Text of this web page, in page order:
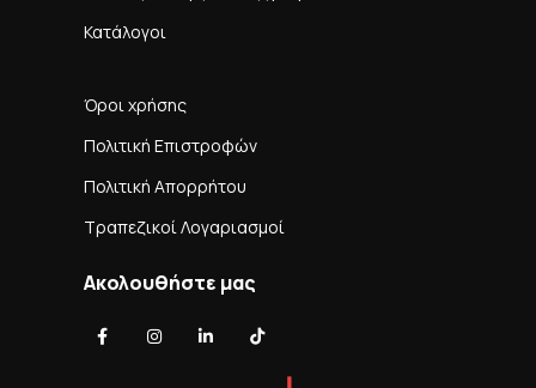
Κατάλογοι
Όροι χρήσης
Πολιτική Επιστροφών
Πολιτική Απορρήτου
Τραπεζικοί Λογαριασμοί
Ακολουθήστε μας